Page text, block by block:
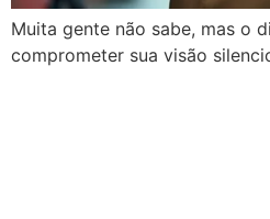
Muita gente não sabe, mas o
comprometer sua visão